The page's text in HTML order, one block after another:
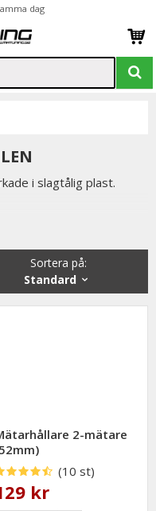
dag
i slagtålig plast.
Sortera på:
Standard
2-mätare
(10 st)
kr